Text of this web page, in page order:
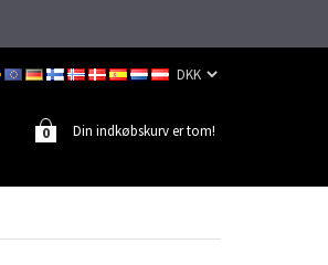
Din indkøbskurv er tom!
0